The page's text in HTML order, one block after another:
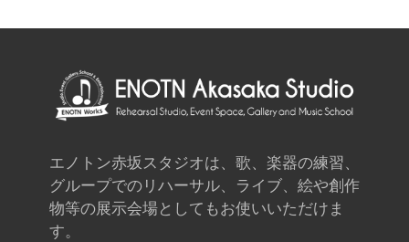
エノトン赤坂スタジオは、歌、楽器の練習、
グループでのリハーサル、ライブ、絵や創作
物等の展示会場としてもお使いいただけま
す。